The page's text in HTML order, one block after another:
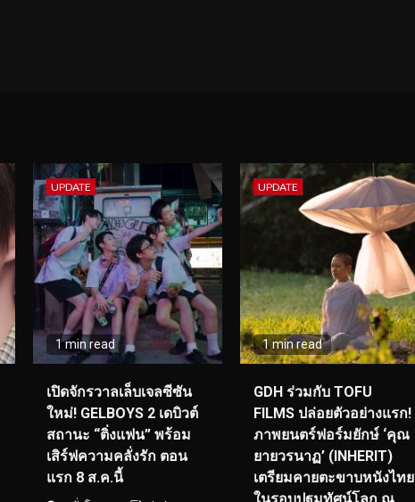
UPDATE
1 min read
เปิดจักรวาลเล็บเจลซีซัน
ใหม่! GELBOYS 2 เดบิวต์
สถานะ “ติ่งแฟน” พร้อม
เสิร์ฟความคลั่งรัก ตอน
แรก 8 ส.ค.นี้
UPDATE
1 min read
GDH ร่วมกับ TOFU
FILMS ปล่อยตัวอย่างแรก!
ภาพยนตร์ฟอร์มยักษ์ ‘คุณ
ยายวรนาฏ’ (INHERIT)
เตรียมคายตะขาบหนังไทย